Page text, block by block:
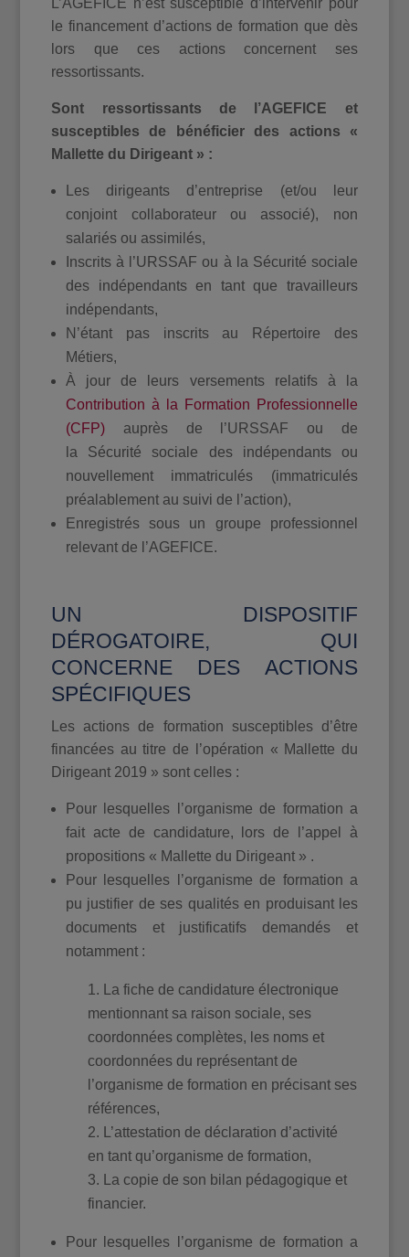
L’AGEFICE n’est susceptible d’intervenir pour
le financement d’actions de formation que dès
lors que ces actions concernent ses
ressortissants.
Sont ressortissants de l’AGEFICE et
susceptibles de bénéficier des actions «
Mallette du Dirigeant » :
Les dirigeants d’entreprise (et/ou leur
conjoint collaborateur ou associé), non
salariés ou assimilés,
Inscrits à l’URSSAF ou à la Sécurité sociale
des indépendants en tant que travailleurs
indépendants,
N’étant pas inscrits au Répertoire des
Métiers,
À jour de leurs versements relatifs à la
Contribution à la Formation Professionnelle
(CFP) auprès de l’URSSAF ou de
la Sécurité sociale des indépendants ou
nouvellement immatriculés (immatriculés
préalablement au suivi de l’action),
Enregistrés sous un groupe professionnel
relevant de l’AGEFICE.
UN DISPOSITIF
DÉROGATOIRE, QUI
CONCERNE DES ACTIONS
SPÉCIFIQUES
Les actions de formation susceptibles d’être
financées au titre de l’opération « Mallette du
Dirigeant 2019 » sont celles :
Pour lesquelles l’organisme de formation a
fait acte de candidature, lors de l’appel à
propositions « Mallette du Dirigeant » .
Pour lesquelles l’organisme de formation a
pu justifier de ses qualités en produisant les
documents et justificatifs demandés et
notamment :
La fiche de candidature électronique
mentionnant sa raison sociale, ses
coordonnées complètes, les noms et
coordonnées du représentant de
l’organisme de formation en précisant ses
références,
L’attestation de déclaration d’activité
en tant qu’organisme de formation,
La copie de son bilan pédagogique et
financier.
Pour lesquelles l’organisme de formation a